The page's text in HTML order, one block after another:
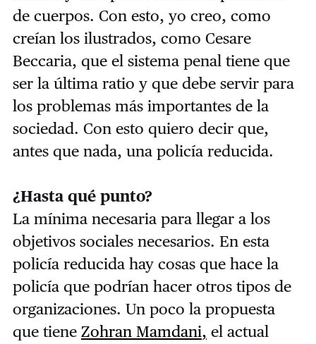
de cuerpos. Con esto, yo creo, como
creían los ilustrados, como Cesare
Beccaria, que el sistema penal tiene que
ser la última ratio y que debe servir para
los problemas más importantes de la
sociedad. Con esto quiero decir que,
antes que nada, una policía reducida.
¿Hasta qué punto?
La mínima necesaria para llegar a los
objetivos sociales necesarios. En esta
policía reducida hay cosas que hace la
policía que podrían hacer otros tipos de
organizaciones. Un poco la propuesta
que tiene Zohran Mamdani, el actual